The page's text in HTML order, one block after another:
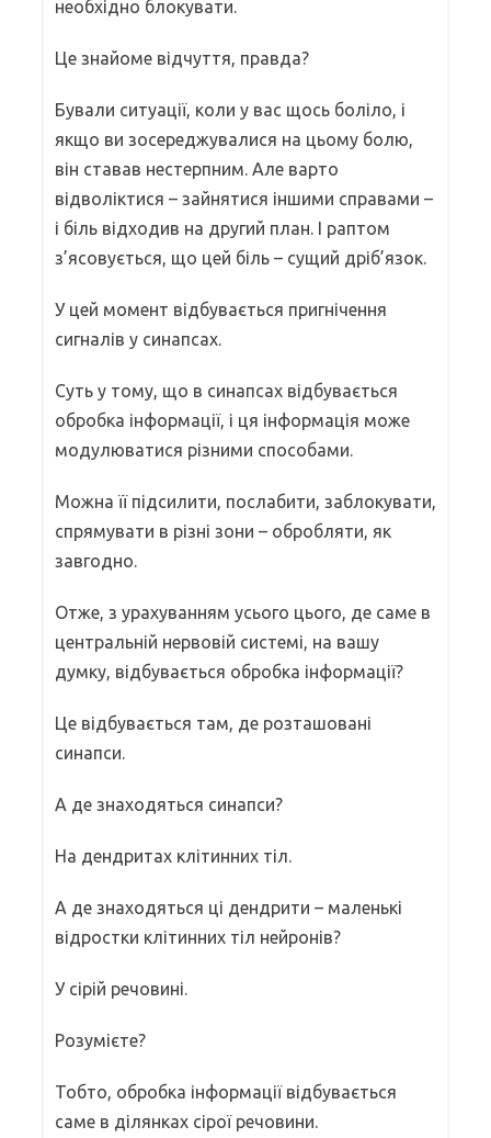
необхідно блокувати.
Це знайоме відчуття, правда?
Бували ситуації, коли у вас щось боліло, і
якщо ви зосереджувалися на цьому болю,
він ставав нестерпним. Але варто
відволіктися – зайнятися іншими справами –
і біль відходив на другий план. І раптом
з’ясовується, що цей біль – сущий дріб’язок.
У цей момент відбувається пригнічення
сигналів у синапсах.
Суть у тому, що в синапсах відбувається
обробка інформації, і ця інформація може
модулюватися різними способами.
Можна її підсилити, послабити, заблокувати,
спрямувати в різні зони – обробляти, як
завгодно.
Отже, з урахуванням усього цього, де саме в
центральній нервовій системі, на вашу
думку, відбувається обробка інформації?
Це відбувається там, де розташовані
синапси.
А де знаходяться синапси?
На дендритах клітинних тіл.
А де знаходяться ці дендрити – маленькі
відростки клітинних тіл нейронів?
У сірій речовині.
Розумієте?
Тобто, обробка інформації відбувається
саме в ділянках сірої речовини.